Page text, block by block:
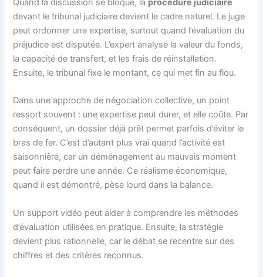
Quand la discussion se bloque, la procédure judiciaire
devant le tribunal judiciaire devient le cadre naturel. Le juge
peut ordonner une expertise, surtout quand l’évaluation du
préjudice est disputée. L’expert analyse la valeur du fonds,
la capacité de transfert, et les frais de réinstallation.
Ensuite, le tribunal fixe le montant, ce qui met fin au flou.
Dans une approche de négociation collective, un point
ressort souvent : une expertise peut durer, et elle coûte. Par
conséquent, un dossier déjà prêt permet parfois d’éviter le
bras de fer. C’est d’autant plus vrai quand l’activité est
saisonnière, car un déménagement au mauvais moment
peut faire perdre une année. Ce réalisme économique,
quand il est démontré, pèse lourd dans la balance.
Un support vidéo peut aider à comprendre les méthodes
d’évaluation utilisées en pratique. Ensuite, la stratégie
devient plus rationnelle, car le débat se recentre sur des
chiffres et des critères reconnus.